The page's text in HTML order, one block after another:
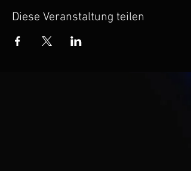
Diese Veranstaltung teilen